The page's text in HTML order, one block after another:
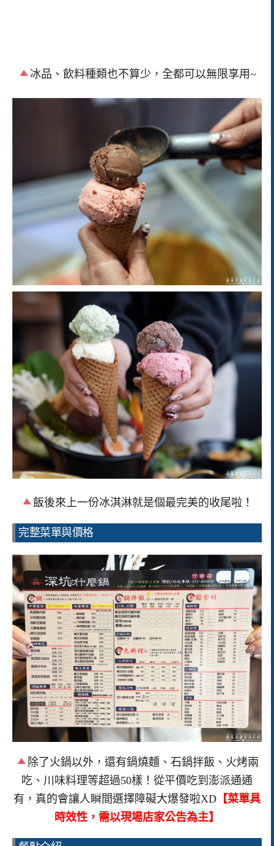
冰品、飲料種類也不算少，全都可以無限享用~
飯後來上一份冰淇淋就是個最完美的收尾啦！
完整菜單與價格
除了火鍋以外，還有鍋燒麵、石鍋拌飯、火烤兩
吃、川味料理等超過50樣！從平價吃到澎派通通
有，真的會讓人瞬間選擇障礙大爆發啦XD 【菜單具
時效性，需以現場店家公告為主】